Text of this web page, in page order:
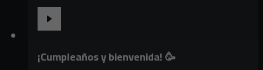
¡Cumpleaños y bienvenida! 🥳